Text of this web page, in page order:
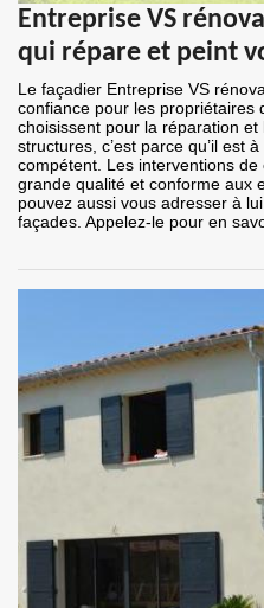
Entreprise VS
qui répare et peint
Le façadier Entreprise VS
confiance pour les propriétaires
choisissent pour la réparation
structures, c’est parce qu’il est
compétent. Les interventions de
grande qualité et conforme aux
pouvez aussi vous adresser à
façades. Appelez-le pour en